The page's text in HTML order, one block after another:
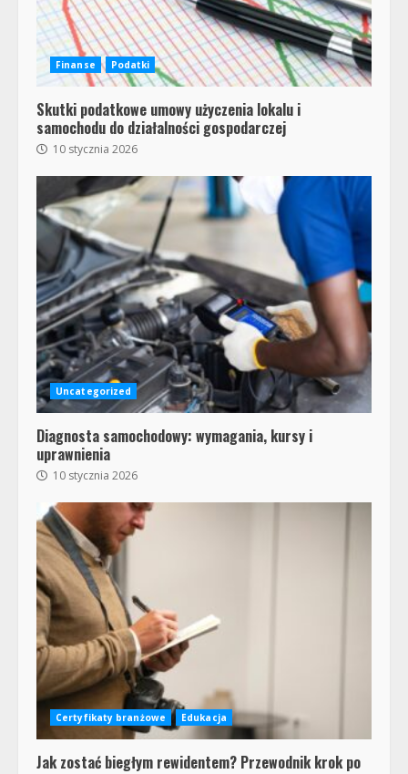
Finanse Podatki
Skutki podatkowe umowy użyczenia lokalu i
samochodu do działalności gospodarczej
10 stycznia 2026
Uncategorized
Diagnosta samochodowy: wymagania, kursy i
uprawnienia
10 stycznia 2026
Certyfikaty branżowe Edukacja
Jak zostać biegłym rewidentem? Przewodnik krok po